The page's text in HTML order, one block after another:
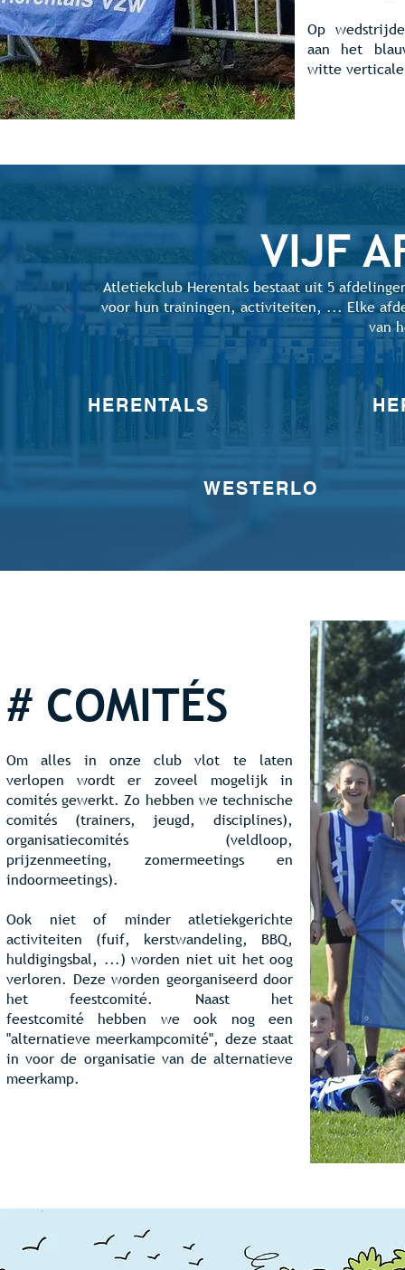
Op
aan het
witte
VIJF
Atletiekclub Herentals bestaat uit 5
voor hun trainingen, activiteiten, ... Elke
van
HERENTALS
WESTERLO
# COMITÉS
Om alles in onze club vlot te laten
verlopen wordt er zoveel mogelijk in
comités gewerkt. Zo hebben we technische
comités (trainers, jeugd, disciplines),
organisatiecomités (veldloop,
prijzenmeeting, zomermeetings en
indoormeetings).
Ook niet of minder atletiekgerichte
activiteiten (fuif, kerstwandeling, BBQ,
huldigingsbal, ...) worden niet uit het oog
verloren. Deze worden georganiseerd door
hetfeestcomité. Naast het
feestcomité hebben we ook nog een
"alternatieve meerkampcomité", deze staat
in voor de organisatie van de alternatieve
meerkamp.